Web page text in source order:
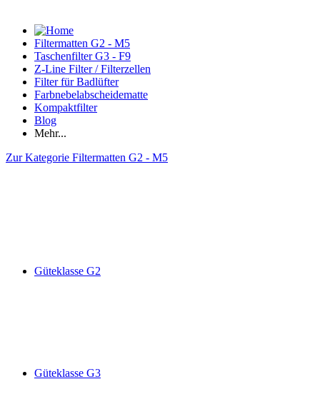
Filtermatten G2 - M5
Taschenfilter G3 - F9
Z-Line Filter / Filterzellen
Filter für Badlüfter
Farbnebelabscheidematte
Kompaktfilter
Blog
Mehr...
Zur Kategorie Filtermatten G2 - M5
Güteklasse G2
Güteklasse G3